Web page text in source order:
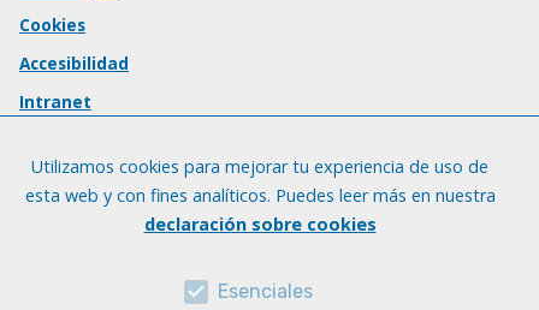
Cookies
Accesibilidad
Intranet
Utilizamos cookies para mejorar tu experiencia de uso de
esta web y con fines analíticos. Puedes leer más en nuestra
declaración sobre cookies
Esenciales